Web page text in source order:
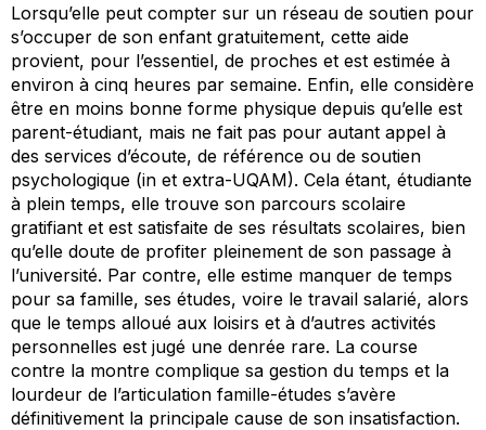
Lorsqu’elle peut compter sur un réseau de soutien pour
s’occuper de son enfant gratuitement, cette aide
provient, pour l’essentiel, de proches et est estimée à
environ à cinq heures par semaine. Enfin, elle considère
être en moins bonne forme physique depuis qu’elle est
parent-étudiant, mais ne fait pas pour autant appel à
des services d’écoute, de référence ou de soutien
psychologique (in et extra-UQAM). Cela étant, étudiante
à plein temps, elle trouve son parcours scolaire
gratifiant et est satisfaite de ses résultats scolaires, bien
qu’elle doute de profiter pleinement de son passage à
l’université. Par contre, elle estime manquer de temps
pour sa famille, ses études, voire le travail salarié, alors
que le temps alloué aux loisirs et à d’autres activités
personnelles est jugé une denrée rare. La course
contre la montre complique sa gestion du temps et la
lourdeur de l’articulation famille-études s’avère
définitivement la principale cause de son insatisfaction.